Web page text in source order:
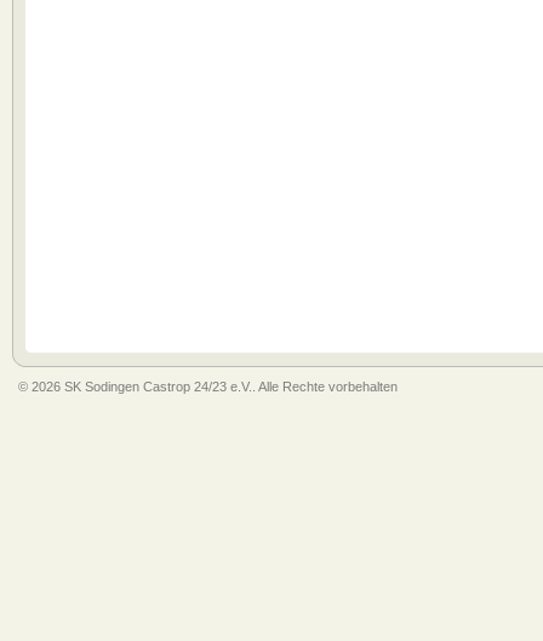
© 2026 SK Sodingen Castrop 24/23 e.V.. Alle Rechte vorbehalten